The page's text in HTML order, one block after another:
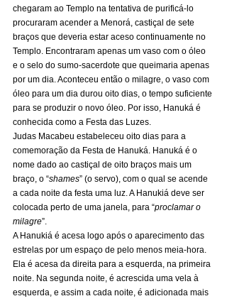
chegaram ao Templo na tentativa de purificá-lo
procuraram acender a Menorá, castiçal de sete
braços que deveria estar aceso continuamente no
Templo. Encontraram apenas um vaso com o óleo
e o selo do sumo-sacerdote que queimaria apenas
por um dia. Aconteceu então o milagre, o vaso com
óleo para um dia durou oito dias, o tempo suficiente
para se produzir o novo óleo. Por isso, Hanuká é
conhecida como a Festa das Luzes.
Judas Macabeu estabeleceu oito dias para a
comemoração da Festa de Hanuká. Hanuká é o
nome dado ao castiçal de oito braços mais um
braço, o “shames” (o servo), com o qual se acende
a cada noite da festa uma luz. A Hanukiá deve ser
colocada perto de uma janela, para “proclamar o
milagre”.
A Hanukiá é acesa logo após o aparecimento das
estrelas por um espaço de pelo menos meia-hora.
Ela é acesa da direita para a esquerda, na primeira
noite. Na segunda noite, é acrescida uma vela à
esquerda, e assim a cada noite, é adicionada mais